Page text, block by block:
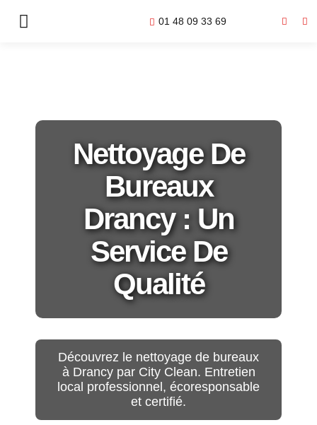
01 48 09 33 69
Nettoyage De
Bureaux
Drancy : Un
Service De
Qualité
Découvrez le nettoyage de bureaux
à Drancy par City Clean. Entretien
local professionnel, écoresponsable
et certifié.